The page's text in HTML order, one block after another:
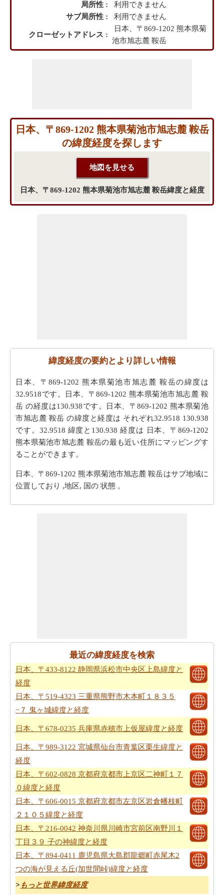
局所性 :
利用できません
サブ局所性 :
利用できません
クローゼットアドレス :
日本、〒869-1202 熊本県菊
池市旭志麓 鞍岳
日本、〒869-1202 熊本県菊池市旭志麓 鞍岳
の緯度経度を探します
日本、〒869-1202 熊本県菊池市旭志麓 鞍岳緯度と経度
緯度経度の要約とより詳しい情報
日本、〒869-1202 熊本県菊池市旭志麓 鞍岳の緯度は
32.9518です。日本、〒869-1202 熊本県菊池市旭志麓 鞍
岳 の経度は130.938です。日本、〒869-1202 熊本県菊池
市旭志麓 鞍岳 の緯度と経度は それぞれ32.9518 130.938
です。32.9518 緯度と130.938 経度は 日本、〒869-1202
熊本県菊池市旭志麓 鞍岳の最も近い住所にマッピングす
ることができます。
日本、〒869-1202 熊本県菊池市旭志麓 鞍岳はサブ地域に
位置しており ,地区, 国の 状態 。
最近の緯度経度を検索
日本、〒433-8122 静岡県浜松市中央区上島緯度と
経度
日本、〒519-4323 三重県熊野市木本町１８３５
−７ 鬼ヶ城緯度と経度
日本、〒678-0235 兵庫県赤穂市上仮屋緯度と経度
日本、〒989-3122 宮城県仙台市青葉区栗生緯度と
経度
日本、〒602-0828 京都府京都市上京区二神町１７
０緯度と経度
日本、〒606-0015 京都府京都市左京区岩倉幡枝町
２１０５緯度と経度
日本、〒216-0042 神奈川県川崎市宮前区南野川１
丁目３９ 子の神緯度と経度
日本、〒894-0411 鹿児島県大島郡龍郷町赤尾木2
つの海が見える丘(加世間峠)緯度と経度
> もっと世界緯度経度